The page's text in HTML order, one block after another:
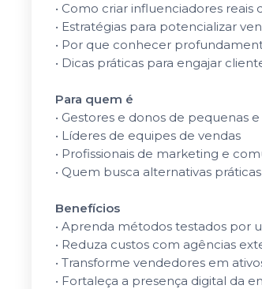
• Como criar influenciadores
• Estratégias para potencializar
• Por que conhecer
• Dicas práticas para engajar
Para quem é
• Gestores e donos de pequenas
• Líderes de equipes de vendas
• Profissionais de marketing e
• Quem busca alternativas
Benefícios
• Aprenda métodos testados por
• Reduza custos com agências
• Transforme vendedores em
• Fortaleça a presença digital da